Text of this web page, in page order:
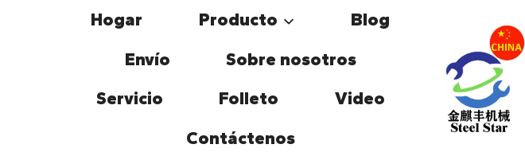
Hogar Producto
Blog
Envío
Sobre nosotros
Servicio
Folleto
Video
Contáctenos